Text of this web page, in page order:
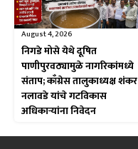
August 4, 2026
निगडे मोसे येथे दूषित
पाणीपुरवठ्यामुळे नागरिकांमध्ये
संताप; काँग्रेस तालुकाध्यक्ष शंकर
नलावडे यांचे गटविकास
अधिकाऱ्यांना निवेदन